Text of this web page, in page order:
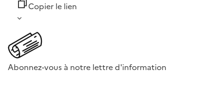
Copier le lien
Abonnez-vous à notre lettre d'information